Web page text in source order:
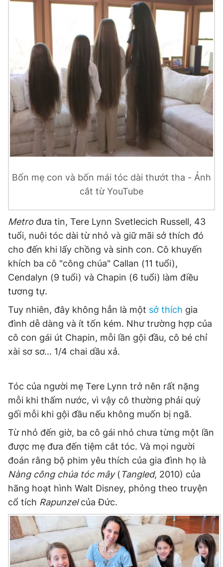
Sản phẩm khác
Tiện ích Bạn cần biết
Thông tin tòa soạn Liên hệ quảng cáo
Đọc Thanh Niên trên điện thoại
Hotline
0906 645 777
Liên hệ quảng cáo
0908 780 404
Đặt báo Quảng cáo RSS Tòa soạn Chính sách bảo
Phó tổng biên tập thường trực: Hải Thành
Phó tổng biên tập: Lâm Hiếu Dũng
Phó tổng biên tập: Trần Việt Hưng
Tổng thư ký tòa soạn: Đức Trung
Giấy phép xuất bản số 110/GP - BTTTT cấp ngày 24.3.2020
bản. Phát triển bởi ePi Technologies, JSC.
Bốn mẹ con và bốn mái tóc dài thướt tha - Ảnh
cắt từ YouTube
Metrođưa tin, Tere Lynn Svetlecich Russell, 43
tuổi, nuôi tóc dài từ nhỏ và giữ mãi sở thích đó
cho đến khi lấy chồng và sinh con. Cô khuyến
khích ba cô "công chúa" Callan (11 tuổi),
Cendalyn (9 tuổi) và Chapin (6 tuổi) làm điều
tương tự.
Tuy nhiên, đây không hẳn là một sở thích gia
đình dễ dàng và ít tốn kém. Như trường hợp của
cô con gái út Chapin, mỗi lần gội đầu, cô bé chỉ
xài sơ sơ... 1/4 chai dầu xả.
Tóc của người mẹ Tere Lynn trở nên rất nặng
mỗi khi thấm nước, vì vậy cô thường phải quỳ
gối mỗi khi gội đầu nếu không muốn bị ngã.
Từ nhỏ đến giờ, ba cô gái nhỏ chưa từng một lần
được mẹ đưa đến tiệm cắt tóc. Và mọi người
đoán rằng bộ phim yêu thích của gia đình họ là
Nàng công chúa tóc mây( Tangled, 2010) của
hãng hoạt hình Walt Disney, phỏng theo truyện
cổ tích Rapunzelcủa Đức.